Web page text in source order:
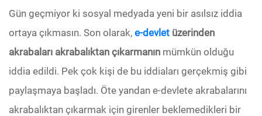
Gün geçmiyor ki sosyal medyada yeni bir asılsız iddia
ortaya çıkmasın. Son olarak, e-devlet üzerinden
akrabaları akrabalıktan çıkarmanın mümkün olduğu
iddia edildi. Pek çok kişi de bu iddiaları gerçekmiş gibi
paylaşmaya başladı. Öte yandan e-devlete akrabalarını
akrabalıktan çıkarmak için girenler beklemedikleri bir